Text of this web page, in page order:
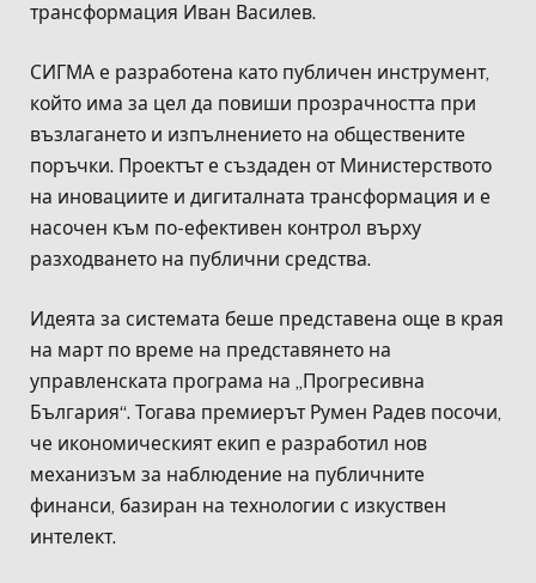
трансформация Иван Василев.
СИГМА е разработена като публичен инструмент,
който има за цел да повиши прозрачността при
възлагането и изпълнението на обществените
поръчки. Проектът е създаден от Министерството
на иновациите и дигиталната трансформация и е
насочен към по-ефективен контрол върху
разходването на публични средства.
Идеята за системата беше представена още в края
на март по време на представянето на
управленската програма на „Прогресивна
България“. Тогава премиерът Румен Радев посочи,
че икономическият екип е разработил нов
механизъм за наблюдение на публичните
финанси, базиран на технологии с изкуствен
интелект.